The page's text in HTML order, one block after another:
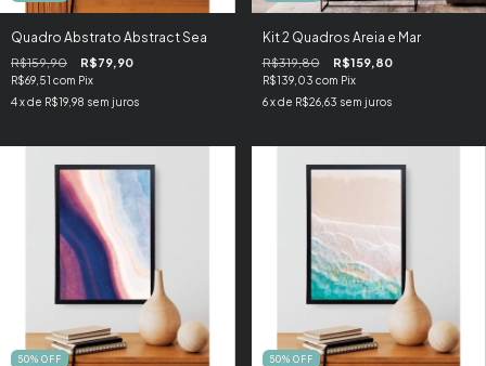
Quadro Abstrato Abstract Sea
R$159,90 R$79,90
R$69,51 com Pix
4x de R$19,98 sem juros
Kit 2 Quadros Areia e Mar
R$319,80 R$159,80
R$139,03 com Pix
6 x de R$26,63 sem juros
50% OFF 50% OFF